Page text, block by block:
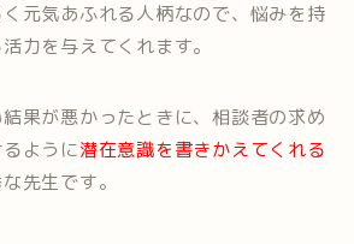
元気あふれる人柄なので、悩みを持
力を与えてくれます。
果が悪かったときに、相談者の求め
ように潜在意識を書きかえてくれる
先生です。